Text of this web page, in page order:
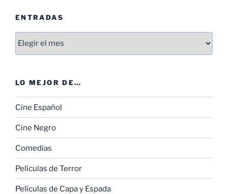
ENTRADAS
Entradas
LO MEJOR DE…
Cine Español
Cine Negro
Comedias
Películas de Terror
Películas de Capa y Espada